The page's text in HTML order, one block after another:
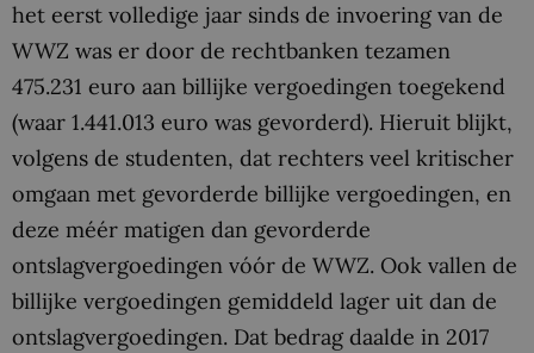
het eerst volledige jaar sinds de invoering van de
WWZ was er door de rechtbanken tezamen
475.231 euro aan billijke vergoedingen toegekend
(waar 1.441.013 euro was gevorderd). Hieruit blijkt,
volgens de studenten, dat rechters veel kritischer
omgaan met gevorderde billijke vergoedingen, en
deze méér matigen dan gevorderde
ontslagvergoedingen vóór de WWZ. Ook vallen de
billijke vergoedingen gemiddeld lager uit dan de
ontslagvergoedingen. Dat bedrag daalde in 2017